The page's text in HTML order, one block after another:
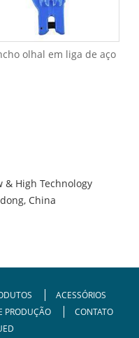
olhal em liga de aço
& High Technology
China
ACESSÓRIOS
PRODUÇÃO
CONTATO